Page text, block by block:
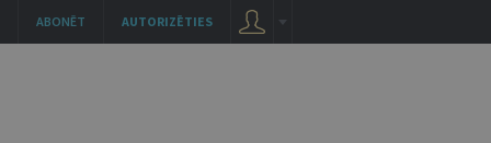
AUTORIZĒTIES
ABONĒT